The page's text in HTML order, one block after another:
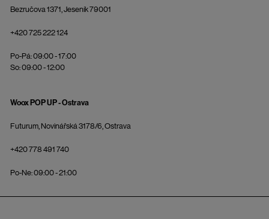
Bezručova 1371, Jeseník 79001
+420 725 222 124
Po-Pá: 09:00 - 17:00
So: 09:00 - 12:00
Woox POP UP - Ostrava
Futurum, Novinářská 3178/6, Ostrava
+420 778 491 740
Po-Ne: 09:00 - 21:00